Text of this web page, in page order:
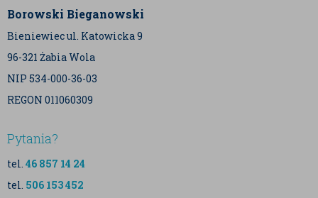
Borowski Bieganowski
Bieniewiec ul. Katowicka 9
96-321 Żabia Wola
NIP 534-000-36-03
REGON 011060309
Pytania?
tel. 46 857 14 24
tel. 506 153 452